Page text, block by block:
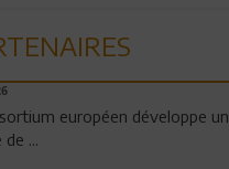
européen développe un
...